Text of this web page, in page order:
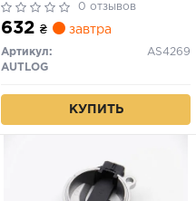
AS4269 AUTLOG AUDI-
Skoda. VW
0 отзывов
632 ₴ завтра
Артикул:
AS4269
AUTLOG
КУПИТЬ